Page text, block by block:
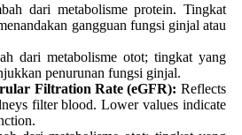
dari metabolisme protein. Tingkat
gangguan fungsi ginjal atau
dari metabolisme otot; tingkat yang
penurunan fungsi ginjal.
Filtration Rate (eGFR): Reflects
filter blood. Lower values indicate